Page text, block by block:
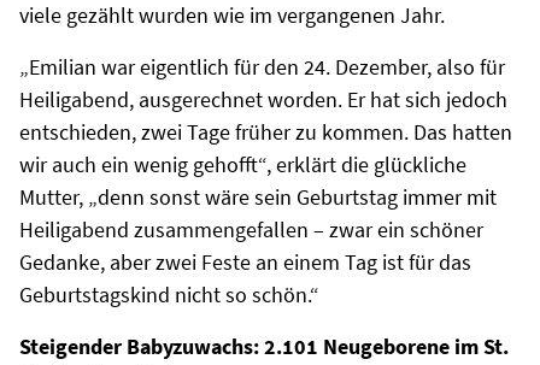
viele gezählt wurden wie im vergangenen Jahr.
„Emilian war eigentlich für den 24. Dezember, also für
Heiligabend, ausgerechnet worden. Er hat sich jedoch
entschieden, zwei Tage früher zu kommen. Das hatten
wir auch ein wenig gehofft“, erklärt die glückliche
Mutter, „denn sonst wäre sein Geburtstag immer mit
Heiligabend zusammengefallen – zwar ein schöner
Gedanke, aber zwei Feste an einem Tag ist für das
Geburtstagskind nicht so schön.“
Steigender Babyzuwachs: 2.101 Neugeborene im St.